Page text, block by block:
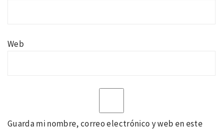
Web
Guarda mi nombre, correo electrónico y web en este